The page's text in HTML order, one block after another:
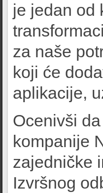
je jedan od
za naše
koji će
aplikacije,
Ocenivši
kompanije
zajedničke
Izvršnog